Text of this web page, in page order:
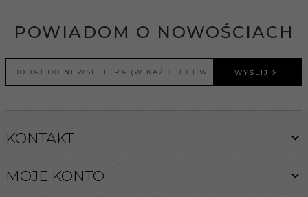
POWIADOM O NOWOŚCIACH
WYŚLIJ
KONTAKT
MOJE KONTO